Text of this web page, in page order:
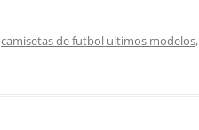
camisetas de futbol ultimos modelos,